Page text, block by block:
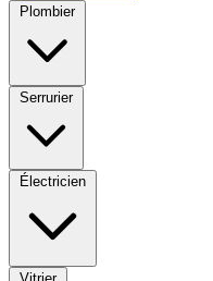
Plombier
Serrurier
Électricien